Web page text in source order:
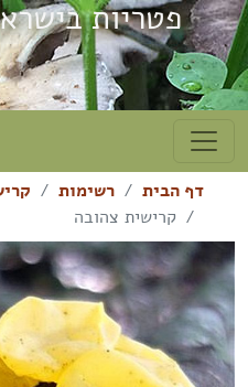
פטריות
דף הבית רשימות
קרישית צהובה